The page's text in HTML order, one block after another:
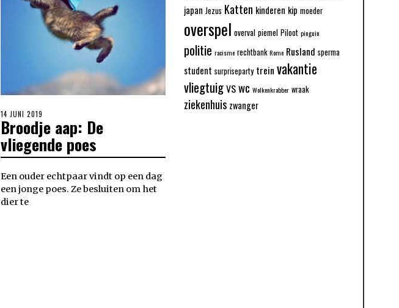
POSTED
ON
14 JUNI 2019
Broodje aap: De
vliegende poes
Een ouder echtpaar vindt op een dag
een jonge poes. Ze besluiten om het
dier te
japan Jezus Katten kinderen kip moeder
overspel overval piemel Piloot pinguin
politie racisme rechtbank Rome Rusland sperma
student surpriseparty trein vakantie
vliegtuigVSwc Wolkenkrabber wraak
ziekenhuis zwanger